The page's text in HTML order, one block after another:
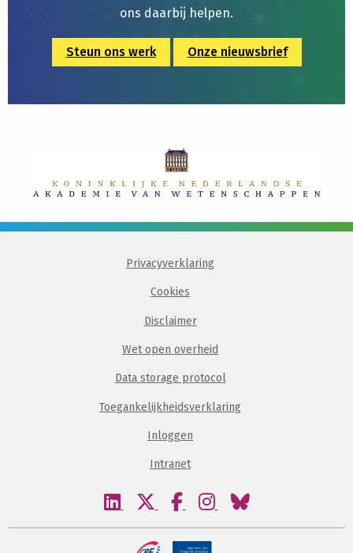
ons daarbij helpen.
Steun ons werk Onze nieuwsbrief
Privacyverklaring
Cookies
Disclaimer
Wet open overheid
Data storage protocol
Toegankelijkheidsverklaring
Inloggen
Intranet
Bezoek
linkedin
Bezoek
twitter
Bezoek
facebook
Bezoek
instagram
Bezoek